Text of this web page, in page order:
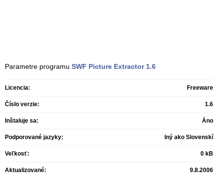
Parametre programu SWF Picture Extractor 1.6
Licencia: Freeware
Číslo verzie: 1.6
Inštaluje sa: Áno
Podporované jazyky: Iný ako Slovenskí
Veľkosť: 0 kB
Aktualizované: 9.8.2006